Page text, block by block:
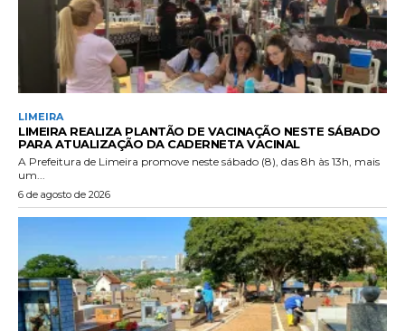
LIMEIRA
LIMEIRA REALIZA PLANTÃO DE VACINAÇÃO NESTE SÁBADO
PARA ATUALIZAÇÃO DA CADERNETA VACINAL
A Prefeitura de Limeira promove neste sábado (8), das 8h às 13h, mais
um...
6 de agosto de 2026